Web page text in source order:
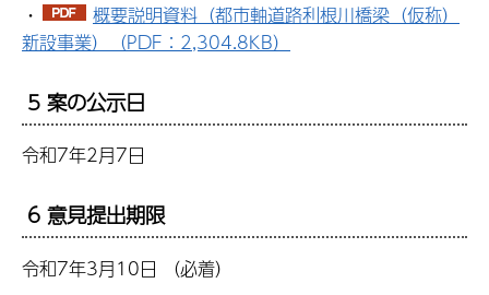
・
概要説明資料（都市軸道路利根川橋梁（仮称）
新設事業）（PDF：2,304.8KB）
5 案の公示日
令和7年2月7日
6 意見提出期限
令和7年3月10日 （必着）